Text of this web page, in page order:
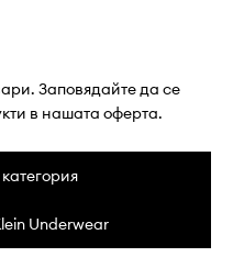
Заповядайте да се
в нашата оферта.
Underwear